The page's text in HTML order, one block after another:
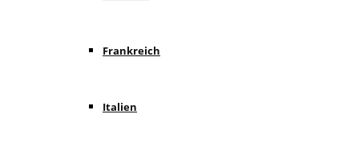
Frankreich
Italien